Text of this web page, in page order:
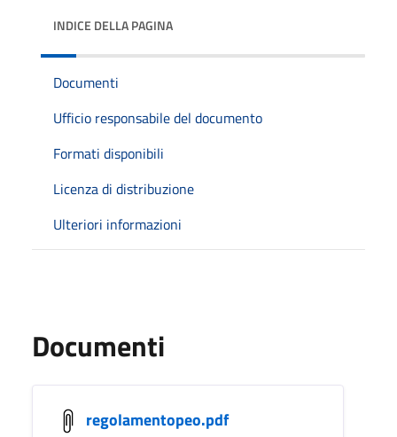
INDICE DELLA PAGINA
Documenti
Ufficio responsabile del documento
Formati disponibili
Licenza di distribuzione
Ulteriori informazioni
Documenti
regolamentopeo.pdf